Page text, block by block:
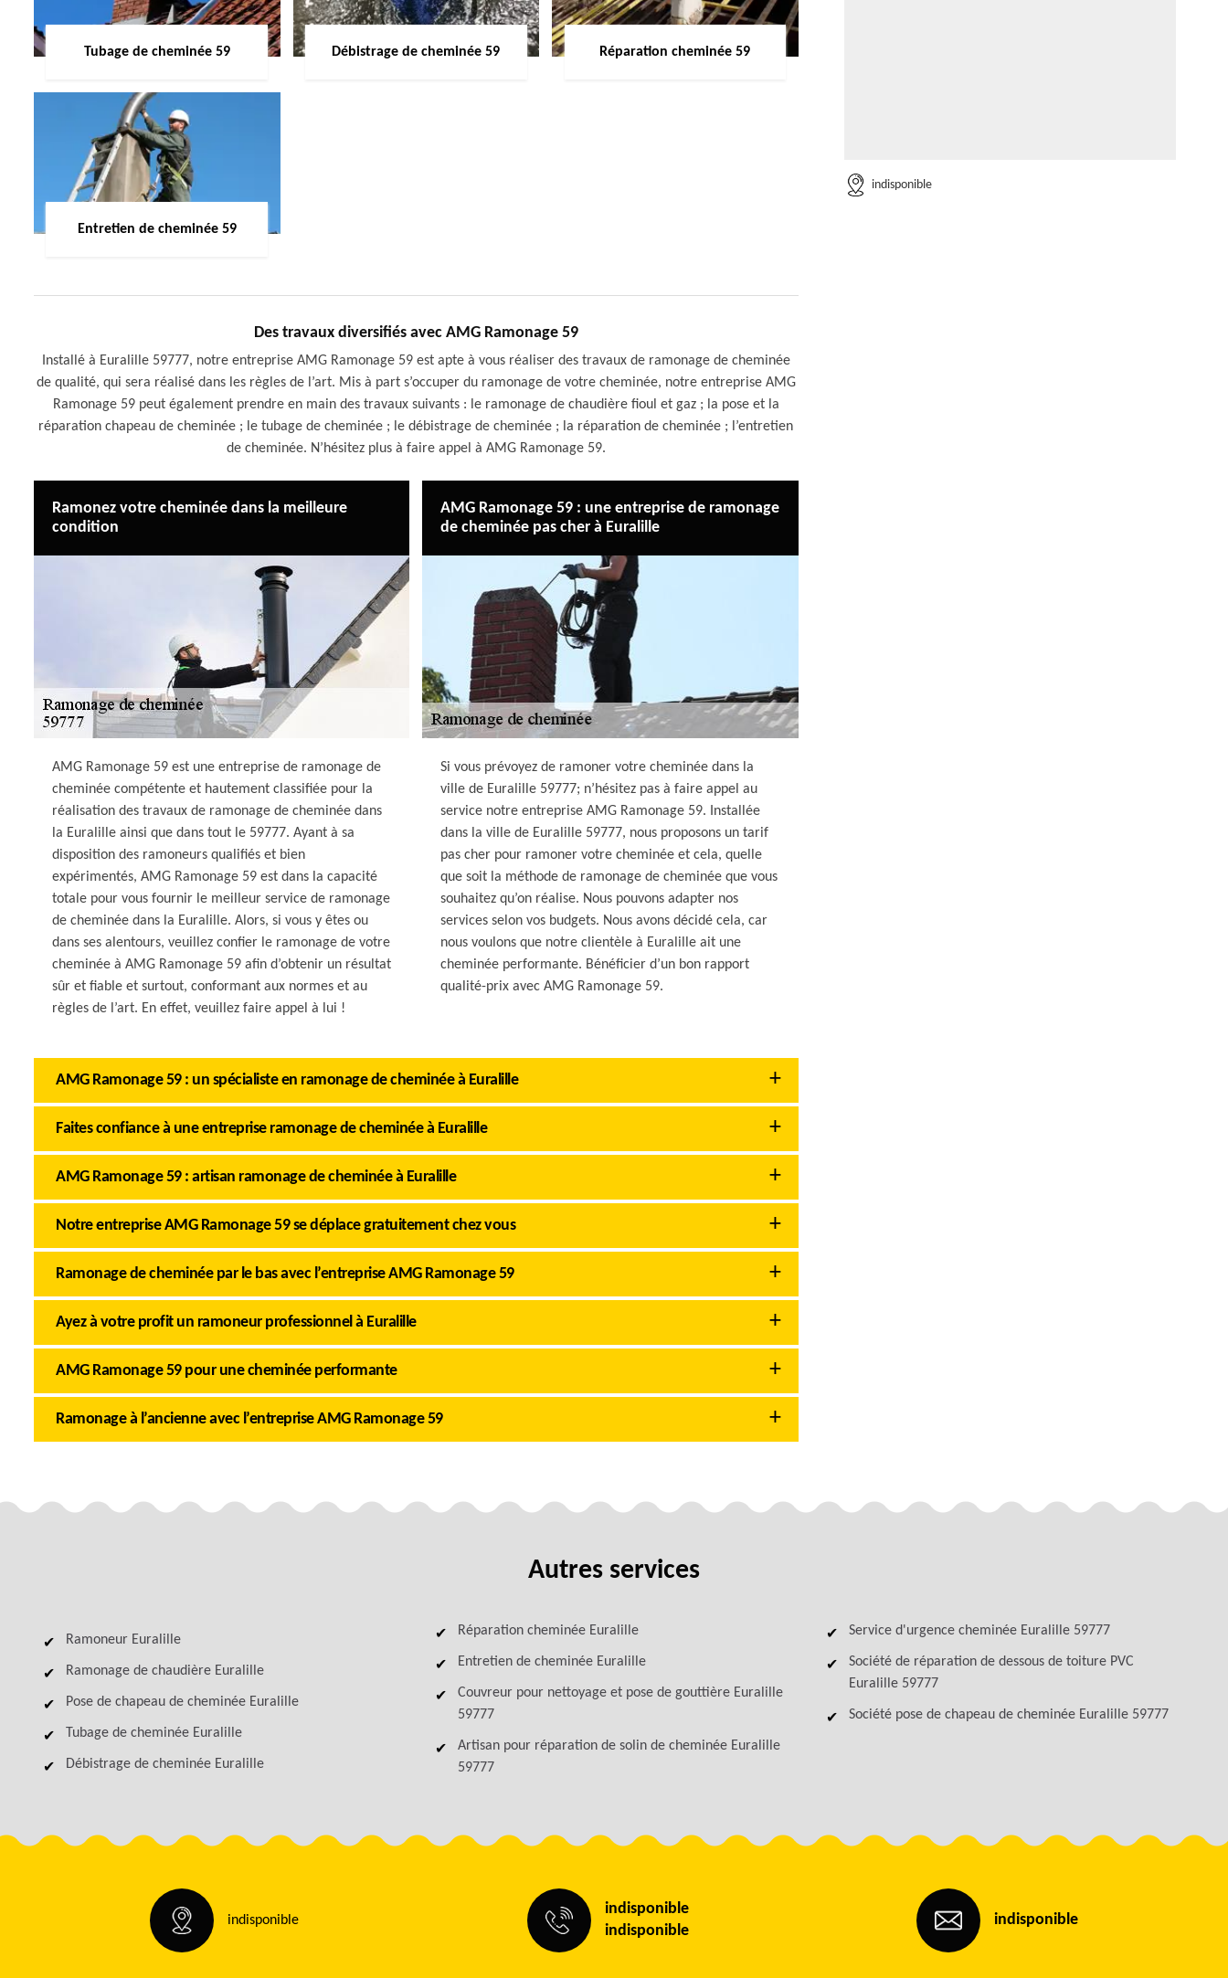
Tubage de cheminée 59 Débistrage de cheminée 59 Réparation cheminée 59
Entretien de cheminée 59
Des travaux diversifiés avec AMG Ramonage 59
Installé à Euralille 59777, notre entreprise AMG Ramonage 59 est apte à vous réaliser des travaux de ramonage de cheminée
de qualité, qui sera réalisé dans les règles de l’art. Mis à part s’occuper du ramonage de votre cheminée, notre entreprise AMG
Ramonage 59 peut également prendre en main des travaux suivants : le ramonage de chaudière fioul et gaz ; la pose et la
réparation chapeau de cheminée ; le tubage de cheminée ; le débistrage de cheminée ; la réparation de cheminée ; l’entretien
de cheminée. N’hésitez plus à faire appel à AMG Ramonage 59.
Ramonez votre cheminée dans la meilleure
condition
AMG Ramonage 59 est une entreprise de ramonage de
cheminée compétente et hautement classifiée pour la
réalisation des travaux de ramonage de cheminée dans
la Euralille ainsi que dans tout le 59777. Ayant à sa
disposition des ramoneurs qualifiés et bien
expérimentés, AMG Ramonage 59 est dans la capacité
totale pour vous fournir le meilleur service de ramonage
de cheminée dans la Euralille. Alors, si vous y êtes ou
dans ses alentours, veuillez confier le ramonage de votre
cheminée à AMG Ramonage 59 afin d’obtenir un résultat
sûr et fiable et surtout, conformant aux normes et au
règles de l’art. En effet, veuillez faire appel à lui !
AMG Ramonage 59 : une entreprise de ramonage
de cheminée pas cher à Euralille
Si vous prévoyez de ramoner votre cheminée dans la
ville de Euralille 59777; n’hésitez pas à faire appel au
service notre entreprise AMG Ramonage 59. Installée
dans la ville de Euralille 59777, nous proposons un tarif
pas cher pour ramoner votre cheminée et cela, quelle
que soit la méthode de ramonage de cheminée que vous
souhaitez qu’on réalise. Nous pouvons adapter nos
services selon vos budgets. Nous avons décidé cela, car
nous voulons que notre clientèle à Euralille ait une
cheminée performante. Bénéficier d’un bon rapport
qualité-prix avec AMG Ramonage 59.
AMG Ramonage 59 : un spécialiste en ramonage de cheminée à Euralille
Faites confiance à une entreprise ramonage de cheminée à Euralille
AMG Ramonage 59 : artisan ramonage de cheminée à Euralille
Notre entreprise AMG Ramonage 59 se déplace gratuitement chez vous
Ramonage de cheminée par le bas avec l’entreprise AMG Ramonage 59
Ayez à votre profit un ramoneur professionnel à Euralille
AMG Ramonage 59 pour une cheminée performante
Ramonage à l’ancienne avec l’entreprise AMG Ramonage 59
indisponible
Autres services
Ramoneur Euralille
Ramonage de chaudière Euralille
Pose de chapeau de cheminée Euralille
Tubage de cheminée Euralille
Débistrage de cheminée Euralille
Réparation cheminée Euralille
Entretien de cheminée Euralille
Couvreur pour nettoyage et pose de gouttière Euralille
59777
Artisan pour réparation de solin de cheminée Euralille
59777
Service d'urgence cheminée Euralille 59777
Société de réparation de dessous de toiture PVC
Euralille 59777
Société pose de chapeau de cheminée Euralille 59777
indisponible
indisponible
indisponible
indisponible